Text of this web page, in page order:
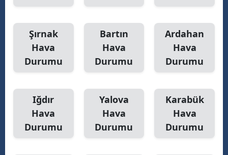
Şırnak
Hava
Durumu
Bartın
Hava
Durumu
Ardahan
Hava
Durumu
Iğdır
Hava
Durumu
Yalova
Hava
Durumu
Karabük
Hava
Durumu